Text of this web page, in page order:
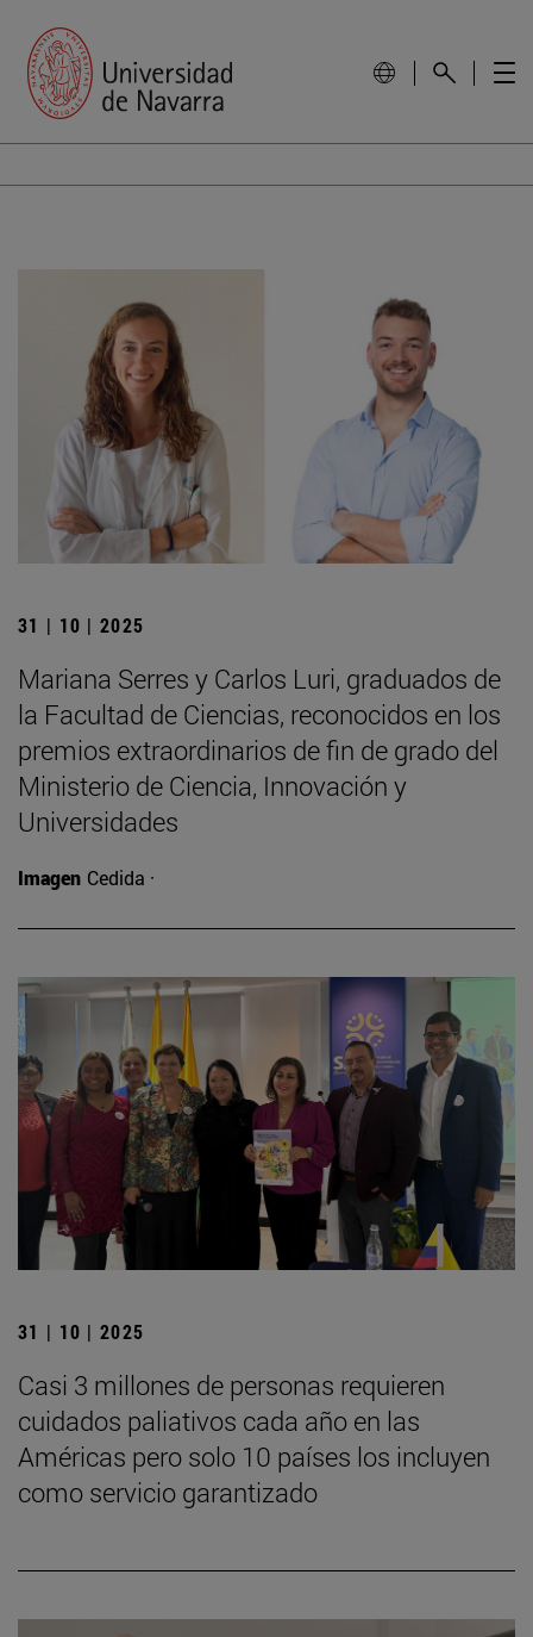
31 | 10 | 2025
Mariana Serres y Carlos Luri, graduados de
la Facultad de Ciencias, reconocidos en los
premios extraordinarios de fin de grado del
Ministerio de Ciencia, Innovación y
Universidades
Imagen Cedida ·
31 | 10 | 2025
Casi 3 millones de personas requieren
cuidados paliativos cada año en las
Américas pero solo 10 países los incluyen
como servicio garantizado